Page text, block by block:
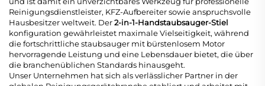
Reinigungsdienstleister, KFZ-Aufbereiter sowie anspruchsvolle
Hausbesitzer weltweit. Der2-in-1-Handstaubsauger-Stiel
konfiguration gewährleistet maximale Vielseitigkeit, während
die fortschrittlichestaubsauger mit bürstenlosem Motor
hervorragende Leistung und eine Lebensdauer bietet, die über
die branchenüblichen Standards hinausgeht.
Unser Unternehmen hat sich als verlässlicher Partner in der